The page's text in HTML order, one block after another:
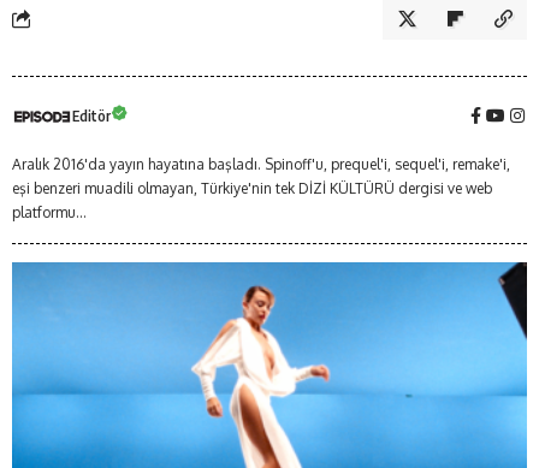
Editör
Aralık 2016'da yayın hayatına başladı. Spinoff'u, prequel'i, sequel'i, remake'i,
eşi benzeri muadili olmayan, Türkiye'nin tek DİZİ KÜLTÜRÜ dergisi ve web
platformu...